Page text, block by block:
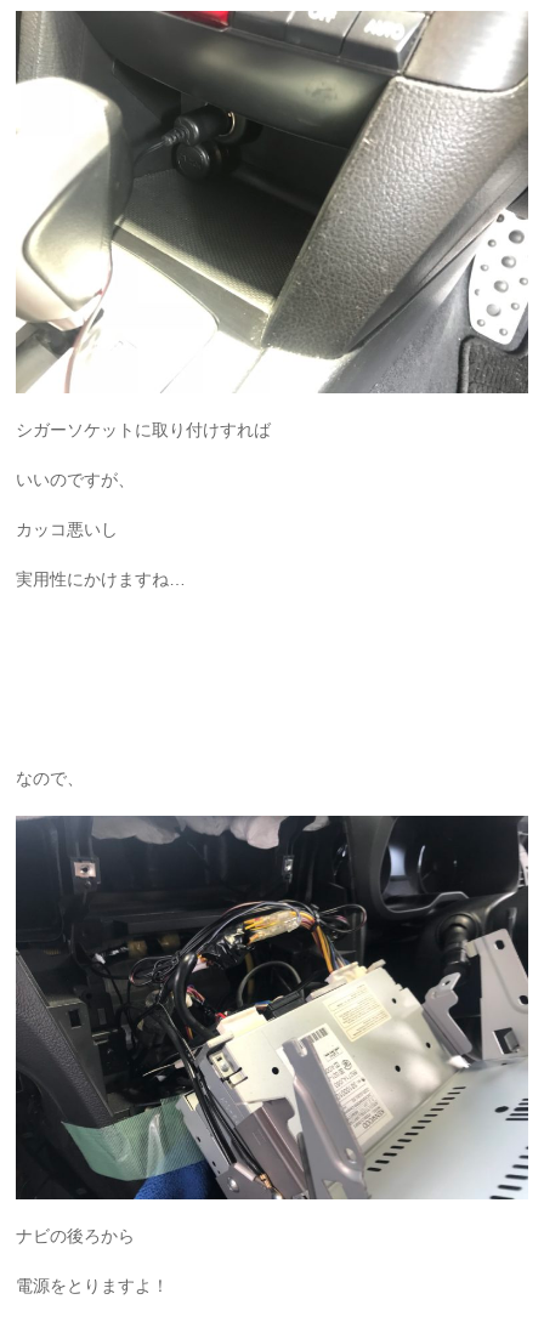
シガーソケットに取り付けすれば
いいのですが、
カッコ悪いし
実用性にかけますね…
なので、
ナビの後ろから
電源をとりますよ！